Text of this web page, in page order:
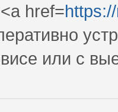
href=
или с